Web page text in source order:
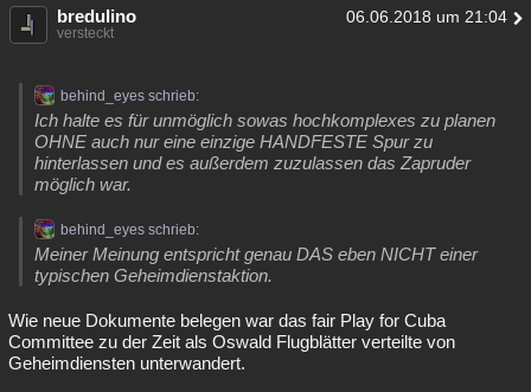
bredulino 06.06.2018 um 21:04
versteckt
behind_eyes schrieb:
Ich halte es für unmöglich sowas hochkomplexes zu planen
OHNE auch nur eine einzige HANDFESTE Spur zu
hinterlassen und es außerdem zuzulassen das Zapruder
möglich war.
behind_eyes schrieb:
Meiner Meinung entspricht genau DAS eben NICHT einer
typischen Geheimdienstaktion.
Wie neue Dokumente belegen war das fair Play for Cuba
Committee zu der Zeit als Oswald Flugblätter verteilte von
Geheimdiensten unterwandert.